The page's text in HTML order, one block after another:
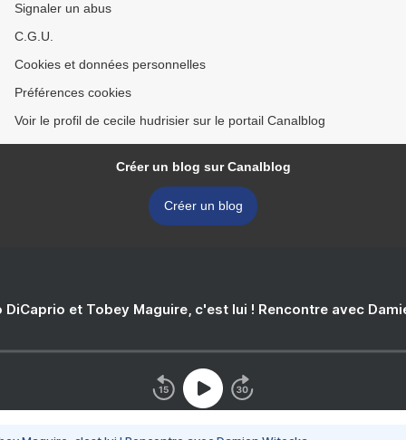
Signaler un abus
C.G.U.
Cookies et données personnelles
Préférences cookies
Voir le profil de cecile hudrisier sur le portail Canalblog
Créer un blog sur Canalblog
Créer un blog
DiCaprio et Tobey Maguire, c'est lui ! Rencontre avec